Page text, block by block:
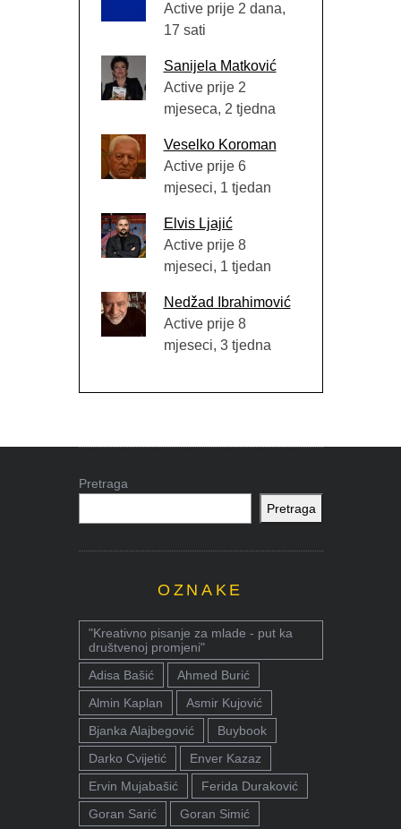
Active prije 2 dana,
17 sati
Sanijela Matković
Active prije 2
mjeseca, 2 tjedna
Veselko Koroman
Active prije 6
mjeseci, 1 tjedan
Elvis Ljajić
Active prije 8
mjeseci, 1 tjedan
Nedžad Ibrahimović
Active prije 8
mjeseci, 3 tjedna
Pretraga
Pretraga
OZNAKE
"Kreativno pisanje za mlade - put ka
društvenoj promjeni"
Adisa Bašić
Ahmed Burić
Almin Kaplan
Asmir Kujović
Bjanka Alajbegović
Buybook
Darko Cvijetić
Enver Kazaz
Ervin Mujabašić
Ferida Duraković
Goran Sarić
Goran Simić